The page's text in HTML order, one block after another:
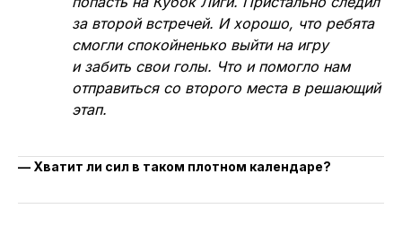
за второй встречей. И хорошо, что ребята
смогли спокойненько выйти на игру
и забить свои голы. Что и помогло нам
отправиться со второго места в решающий
этап.
— Хватит ли сил в таком плотном календаре?